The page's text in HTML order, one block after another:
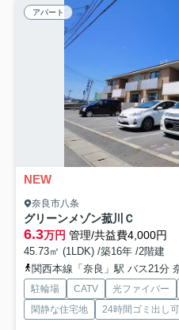
アパート
NEW
奈良市八条
グリーンメゾン菰川Ｃ
6.3万円 管理/共益費4,000円
45.73㎡ (1LDK) /築16年 /2階建
関西本線「奈良」駅 バス21分 奈
駐輪場 CATV 光ファイバー
閑静な住宅地
24時間ゴミ出し可